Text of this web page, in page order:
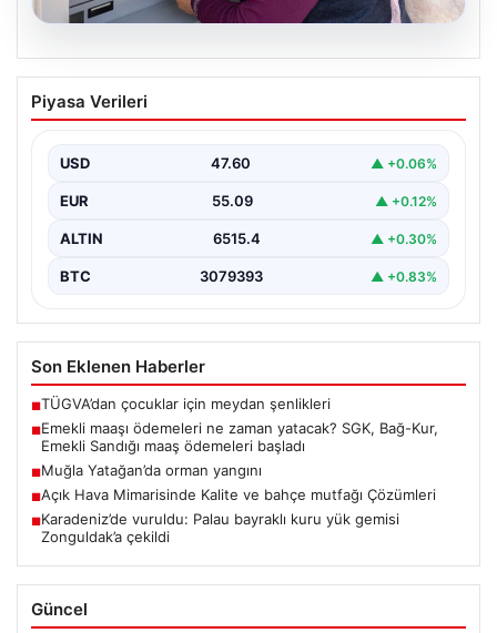
05.08.2026
Emekli maaşı ödemeleri ne zaman
yatacak? SGK, Bağ-Kur, Emekli Sandığı
Piyasa Verileri
USD 47.60 ▲ +0.06%
EUR 55.09 ▲ +0.12%
ALTIN 6515.4 ▲ +0.30%
BTC 3079393 ▲ +0.83%
Son Eklenen Haberler
■TÜGVA’dan çocuklar için meydan şenlikleri
■Emekli maaşı ödemeleri ne zaman yatacak? SGK, Bağ-Kur,
Emekli Sandığı maaş ödemeleri başladı
■Muğla Yatağan’da orman yangını
■Açık Hava Mimarisinde Kalite ve bahçe mutfağı Çözümleri
■Karadeniz’de vuruldu: Palau bayraklı kuru yük gemisi
Zonguldak’a çekildi
Güncel